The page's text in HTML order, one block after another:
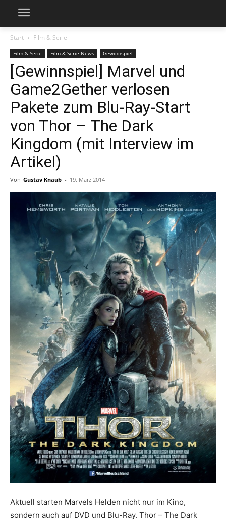
Start Film & Serie
Film & Serie Film & Serie News Gewinnspiel
[Gewinnspiel] Marvel und
Game2Gether verlosen
Pakete zum Blu-Ray-Start
von Thor – The Dark
Kingdom (mit Interview im
Artikel)
Von Gustav Knaub - 19. März 2014
Aktuell starten Marvels Helden nicht nur im Kino,
sondern auch auf DVD und Blu-Ray. Thor – The Dark